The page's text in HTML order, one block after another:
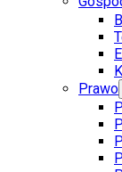
Prawo